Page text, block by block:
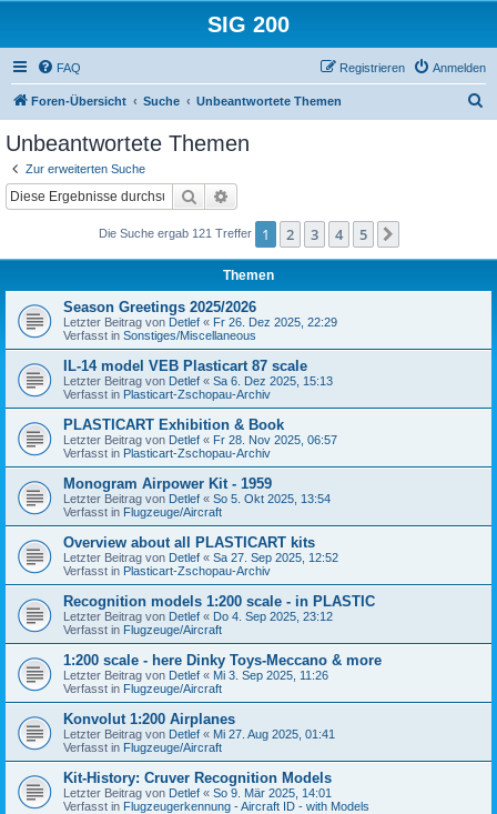
SIG 200
FAQ Anmelden
Registrieren
Foren-Übersicht Suche Unbeantwortete Themen
Unbeantwortete Themen
Zur erweiterten Suche
Suche
Die Suche ergab 121 Treffer 1 2 3 4 5
Themen
Season Greetings 2025/2026
Letzter Beitrag von Detlef « Fr 26. Dez 2025, 22:29
Verfasst in Sonstiges/Miscellaneous
IL-14 model VEB Plasticart 87 scale
Letzter Beitrag von Detlef « Sa 6. Dez 2025, 15:13
Verfasst in Plasticart-Zschopau-Archiv
PLASTICART Exhibition & Book
Letzter Beitrag von Detlef « Fr 28. Nov 2025, 06:57
Verfasst in Plasticart-Zschopau-Archiv
Monogram Airpower Kit - 1959
Letzter Beitrag von Detlef « So 5. Okt 2025, 13:54
Verfasst in Flugzeuge/Aircraft
Overview about all PLASTICART kits
Letzter Beitrag von Detlef « Sa 27. Sep 2025, 12:52
Verfasst in Plasticart-Zschopau-Archiv
Recognition models 1:200 scale - in PLASTIC
Letzter Beitrag von Detlef « Do 4. Sep 2025, 23:12
Verfasst in Flugzeuge/Aircraft
1:200 scale - here Dinky Toys-Meccano & more
Letzter Beitrag von Detlef « Mi 3. Sep 2025, 11:26
Verfasst in Flugzeuge/Aircraft
Konvolut 1:200 Airplanes
Letzter Beitrag von Detlef « Mi 27. Aug 2025, 01:41
Verfasst in Flugzeuge/Aircraft
Kit-History: Cruver Recognition Models
Letzter Beitrag von Detlef « So 9. Mär 2025, 14:01
Verfasst in Flugzeugerkennung - Aircraft ID - with Models